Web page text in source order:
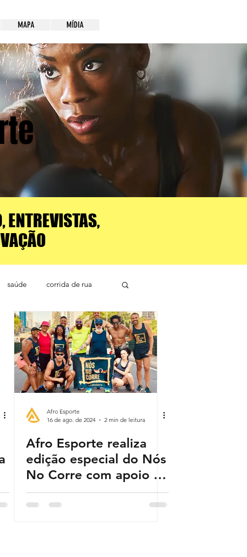
MAPA MÍDIA
ENTREVISTAS,
saúde corrida de rua
Afro Esporte
16 de ago. de 2024
2 min de leitura
Afro Esporte realiza
edição especial do Nós
No Corre com apoio da
On